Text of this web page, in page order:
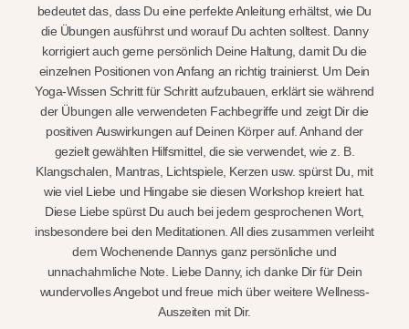
bedeutet das, dass Du eine perfekte Anleitung erhältst, wie Du
die Übungen ausführst und worauf Du achten solltest. Danny
korrigiert auch gerne persönlich Deine Haltung, damit Du die
einzelnen Positionen von Anfang an richtig trainierst. Um Dein
Yoga-Wissen Schritt für Schritt aufzubauen, erklärt sie während
der Übungen alle verwendeten Fachbegriffe und zeigt Dir die
positiven Auswirkungen auf Deinen Körper auf. Anhand der
gezielt gewählten Hilfsmittel, die sie verwendet, wie z. B.
Klangschalen, Mantras, Lichtspiele, Kerzen usw. spürst Du, mit
wie viel Liebe und Hingabe sie diesen Workshop kreiert hat.
Diese Liebe spürst Du auch bei jedem gesprochenen Wort,
insbesondere bei den Meditationen. All dies zusammen verleiht
dem Wochenende Dannys ganz persönliche und
unnachahmliche Note. Liebe Danny, ich danke Dir für Dein
wundervolles Angebot und freue mich über weitere Wellness-
Auszeiten mit Dir.